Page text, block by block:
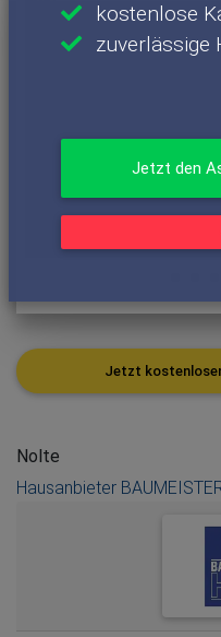
kostenlose
zuverlässige
Jetzt den
Nolte
Hausanbieter
Jetzt